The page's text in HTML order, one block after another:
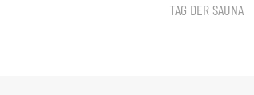
TAG DER SAUNA